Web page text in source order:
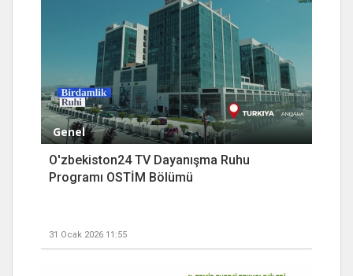
Genel
O'zbekiston24 TV Dayanışma Ruhu
Programı OSTİM Bölümü
31 Ocak 2026 11:55